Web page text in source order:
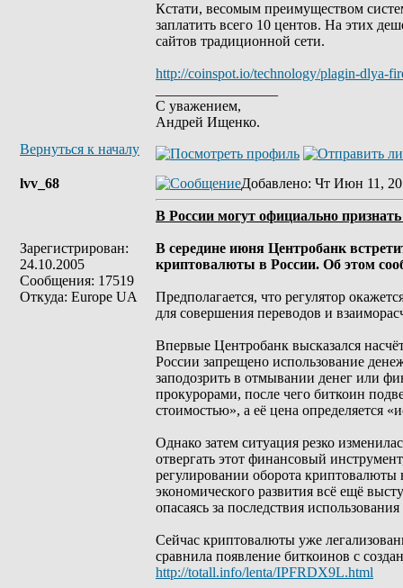
Кстати, весомым преимуществом
заплатить всего 10 центов. На этих
сайтов традиционной сети.
http://coinspot.io/technology/plagin-dlya-
С уважением,
Андрей Ищенко.
Вернуться к началу
lvv_68
Зарегистрирован:
24.10.2005
Сообщения: 17519
Откуда: Europe UA
Добавлено: Чт Июн 11,
В России могут официально
В середине июня Центробанк
криптовалюты в России. Об этом
Предполагается, что регулятор
для совершения переводов и
Впервые Центробанк высказался
России запрещено использование
заподозрить в отмывании денег или
прокурорами, после чего биткоин
стоимостью», а её цена определяется
Однако затем ситуация резко
отвергать этот финансовый
регулировании оборота
экономического развития всё ещё
опасаясь за последствия
Сейчас криптовалюты уже
сравнила появление биткоинов с
http://totall.info/lenta/IPFRDX9L.html